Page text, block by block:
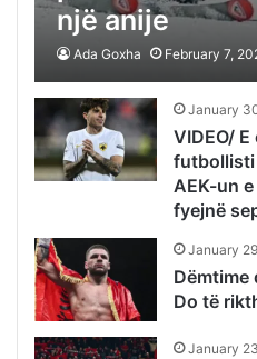
një anije
Ada Goxha February 7,
January
VIDEO/
futbollisti
AEK-un
fyejnë
January
Dëmtime
Do të
January